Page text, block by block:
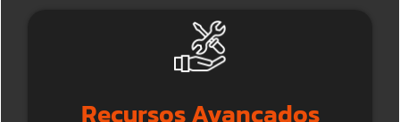
Recursos Avançados